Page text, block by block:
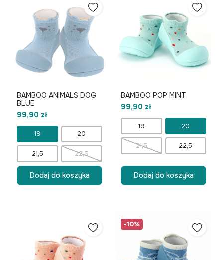
BAMBOO ANIMALS DOG
BLUE
99,90 zł
19 20
21,5 22,5
Dodaj do koszyka
BAMBOO POP MINT
99,90 zł
19 20
21,5 22,5
Dodaj do koszyka
-10%